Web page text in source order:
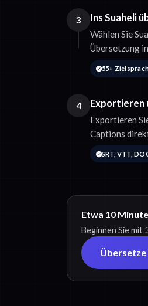
3 Ins Suaheli
Wählen Sie
Übersetzung
55+
4 Exportieren
Exportieren
Captions
SRT, VTT,
Etwa 10
Beginnen Sie
Übersetze